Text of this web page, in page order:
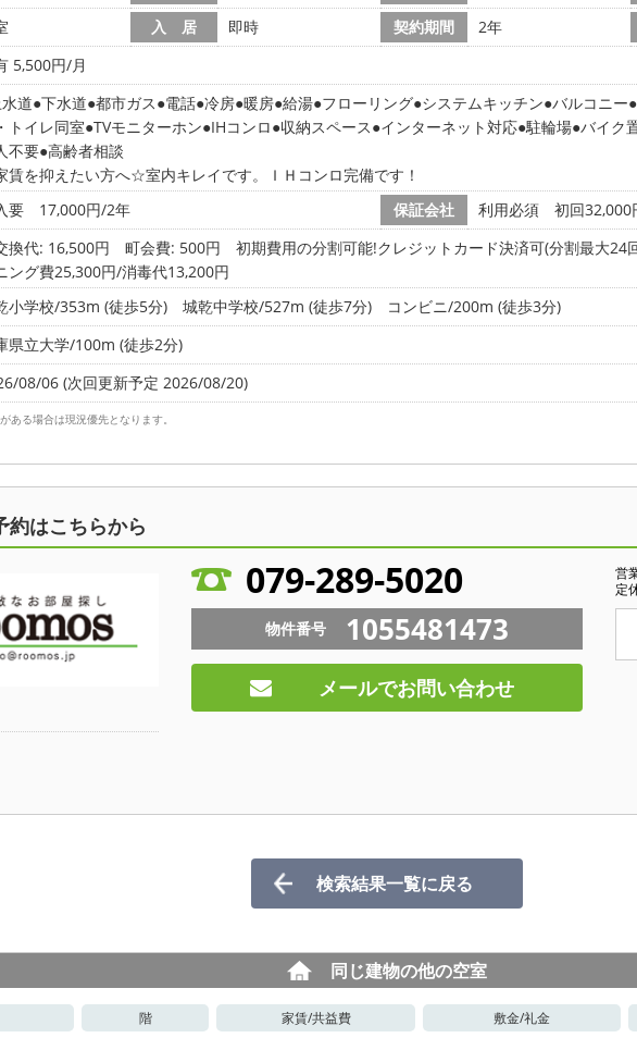
入 居 即時 契約期間 2年
5,500円/月
道 下水道 都市ガス 電話 冷房 暖房 給湯 フローリング システムキッチン バルコニー
トイレ同室 TVモニターホン IHコンロ 収納スペース インターネット対応 駐輪場 バイク
不要 高齢者相談
賃を抑えたい方へ☆室内キレイです。ＩＨコンロ完備です！
要 17,000円/2年 保証会社
利用必須 初回32,000
換代: 16,500円 町会費: 500円
初期費用の分割可能!クレジットカード決済可(分割最大24
ング費25,300円/消毒代13,200円
小学校/353m (徒歩5分) 城乾中学校/527m (徒歩7分)
コンビニ/200m (徒歩3分)
県立大学/100m (徒歩2分)
08/06 (次回更新予定 2026/08/20)
ある場合は現況優先となります。
約はこちらから
079-289-5020
営
定
物件番号 1055481473
メールでお問い合わせ
検索結果一覧に戻る
同じ建物の他の空室
階 家賃/共益費 敷金/礼金